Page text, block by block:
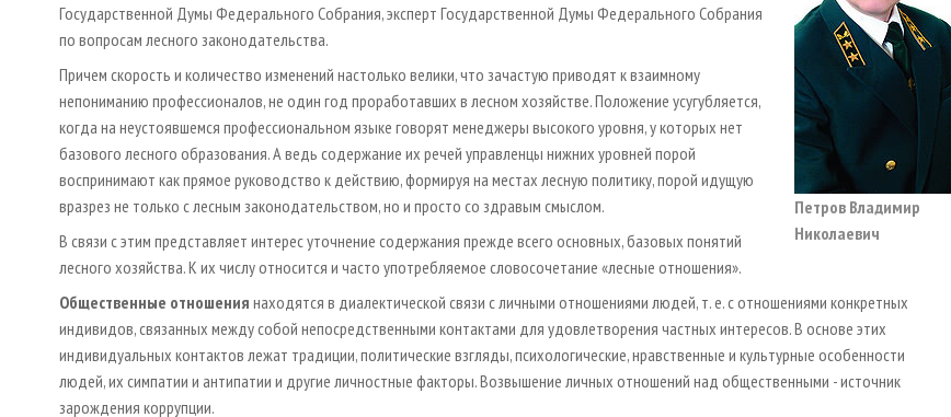
Петров Владимир
Николаевич
Государственной Думы Федерального Собрания, эксперт Государственной Думы Федерального Собрания
по вопросам лесного законодательства.
Причем скорость и количество изменений настолько велики, что зачастую приводят к взаимному
непониманию профессионалов, не один год проработавших в лесном хозяйстве. Положение усугубляется,
когда на неустоявшемся профессиональном языке говорят менеджеры высокого уровня, у которых нет
базового лесного образования. А ведь содержание их речей управленцы нижних уровней порой
воспринимают как прямое руководство к действию, формируя на местах лесную политику, порой идущую
вразрез не только с лесным законодательством, но и просто со здравым смыслом.
В связи с этим представляет интерес уточнение содержания прежде всего основных, базовых понятий
лесного хозяйства. К их числу относится и часто употребляемое словосочетание «лесные отношения».
Общественные отношения находятся в диалектической связи с личными отношениями людей, т. е. с отношениями конкретных
индивидов, связанных между собой непосредственными контактами для удовлетворения частных интересов. В основе этих
индивидуальных контактов лежат традиции, политические взгляды, психологические, нравственные и культурные особенности
людей, их симпатии и антипатии и другие личностные факторы. Возвышение личных отношений над общественными - источник
зарождения коррупции.